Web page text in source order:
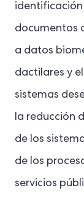
documentos
a datos
dactilares y
sistemas
la reducción
de los
de los
servicios